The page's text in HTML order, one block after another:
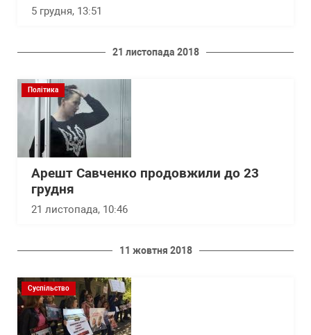
5 грудня, 13:51
21 листопада 2018
Політика
Арешт Савченко продовжили до 23
грудня
21 листопада, 10:46
11 жовтня 2018
Суспільство